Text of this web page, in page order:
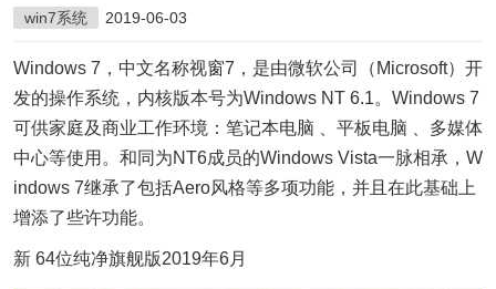
win7系统 2019-06-03
Windows 7，中文名称视窗7，是由微软公司（Microsoft）开
发的操作系统，内核版本号为Windows NT 6.1。Windows 7
可供家庭及商业工作环境：笔记本电脑 、平板电脑 、多媒体
中心等使用。和同为NT6成员的Windows Vista一脉相承，W
indows 7继承了包括Aero风格等多项功能，并且在此基础上
增添了些许功能。
新 64位纯净旗舰版2019年6月